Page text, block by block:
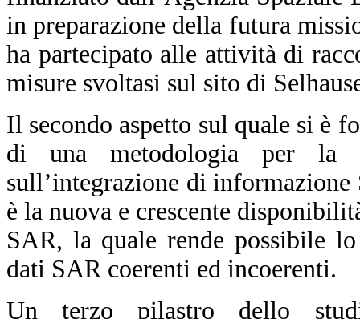
in preparazione della futura
ha partecipato alle attività di
misure svoltasi sul sito di
Il secondo aspetto sul quale si è
di una metodologia per la
sull’integrazione di
è la nuova e crescente
SAR, la quale rende possibile
dati SAR coerenti ed incoerenti.
Un terzo pilastro dello